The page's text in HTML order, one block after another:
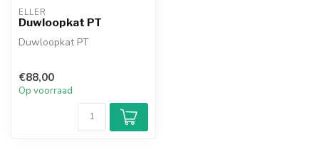
ELLER
Duwloopkat PT
Duwloopkat PT
€88,00
Op voorraad